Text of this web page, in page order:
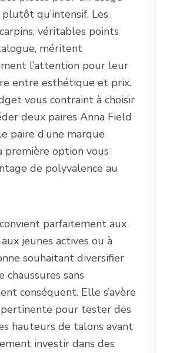
plutôt qu’intensif. Les
véritables points
méritent
l’attention pour leur
entre esthétique et prix.
vous contraint à choisir
deux paires Anna Field
paire d’une marque
première option vous
de polyvalence au
parfaitement aux
jeunes actives ou à
souhaitant diversifier
chaussures sans
conséquent. Elle s’avère
pour tester des
hauteurs de talons avant
investir dans des